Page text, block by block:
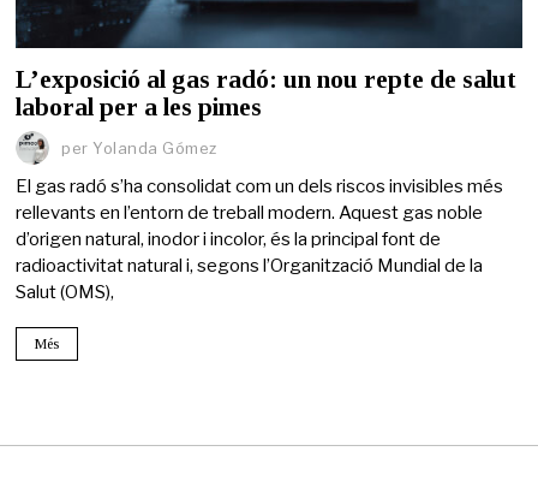
L’exposició al gas radó: un nou repte de salut
laboral per a les pimes
per Yolanda Gómez
El gas radó s’ha consolidat com un dels riscos invisibles més
rellevants en l’entorn de treball modern. Aquest gas noble
d’origen natural, inodor i incolor, és la principal font de
radioactivitat natural i, segons l’Organització Mundial de la
Salut (OMS),
Més